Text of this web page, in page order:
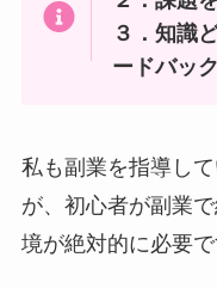
３．知識
ードバッ
私も副業を指導し
が、初心者が副業
境が絶対的に必要で